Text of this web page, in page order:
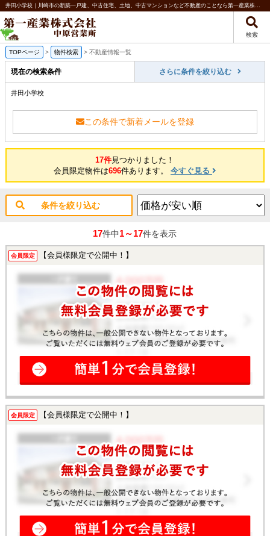
井田小学校｜川崎市の新築一戸建、中古住宅、土地、中古マンションなど不動産のことなら第一産業株式会社 中原営業所
検索
TOPページ > 物件検索 > 不動産情報一覧
現在の検索条件 さらに条件を絞り込む
井田小学校
この条件で新着メールを登録
17件見つかりました！
会員限定物件は696件あります。 今すぐ見る
条件を絞り込む
17件中1～17件を表示
会員限定 【会員様限定で公開中！】
会員限定 【会員様限定で公開中！】